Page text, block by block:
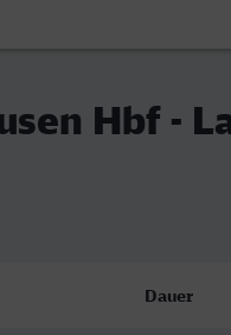
Hbf -
Dauer